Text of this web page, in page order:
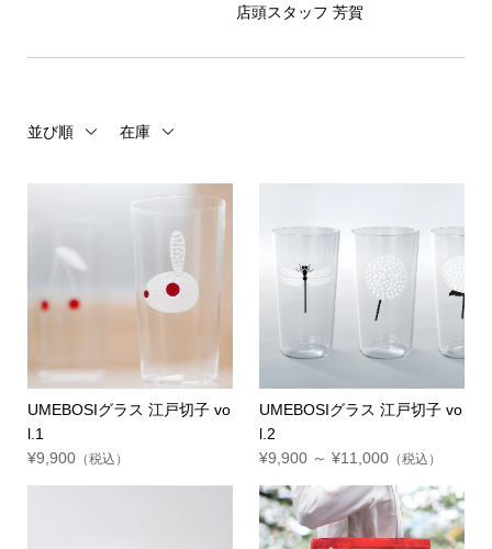
店頭スタッフ 芳賀
並び順 在庫
UMEBOSIグラス 江戸切子 vo
l.1
¥9,900（税込）
UMEBOSIグラス 江戸切子 vo
l.2
¥9,900 ～ ¥11,000 （税込）